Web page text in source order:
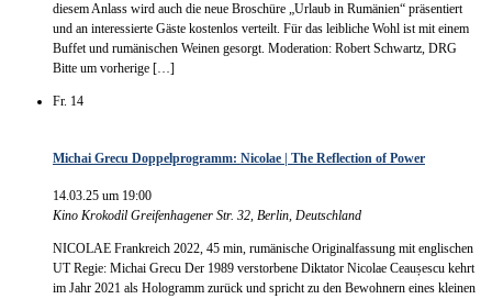
diesem Anlass wird auch die neue Broschüre „Urlaub in Rumänien“ präsentiert
und an interessierte Gäste kostenlos verteilt. Für das leibliche Wohl ist mit einem
Buffet und rumänischen Weinen gesorgt. Moderation: Robert Schwartz, DRG
Bitte um vorherige […]
Fr. 14
Michai Grecu Doppelprogramm: Nicolae | The Reflection of Power
14.03.25 um 19:00
Kino Krokodil Greifenhagener Str. 32, Berlin, Deutschland
NICOLAE Frankreich 2022, 45 min, rumänische Originalfassung mit englischen
UT Regie: Michai Grecu Der 1989 verstorbene Diktator Nicolae Ceaușescu kehrt
im Jahr 2021 als Hologramm zurück und spricht zu den Bewohnern eines kleinen